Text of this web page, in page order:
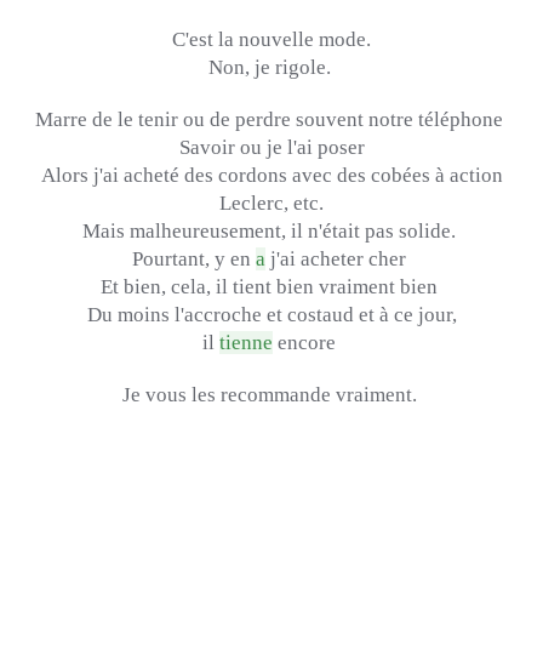
C'est la nouvelle mode.
Non, je rigole.
Marre de le tenir ou de perdre souvent notre téléphone
Savoir ou je l'ai poser
Alors j'ai acheté des cordons avec des cobées à action
Leclerc, etc.
Mais malheureusement, il n'était pas solide.
Pourtant, y en a j'ai acheter cher
Et bien, cela, il tient bien vraiment bien
Du moins l'accroche et costaud et à ce jour,
il tienne encore
Je vous les recommande vraiment.